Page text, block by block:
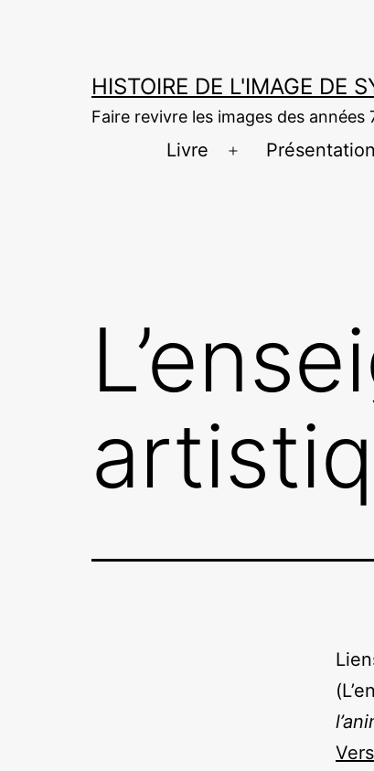
HISTOIRE DE L'IMAGE DE
Faire revivre les images des
Livre
Ouvrir
Présentation